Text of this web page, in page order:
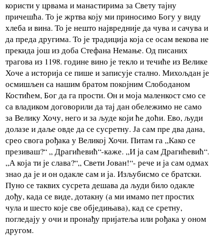
користи у црвама и манастирима за Свету тајну
причешћа. То је жртва коју ми приносимо Богу у виду
хлеба и вина. То је нешто највредније да чува и сачува и
да преда другима. То је традиција која се осам векова не
прекида још из доба Стефана Немање. Од писаних
трагова из 1198. године вино је текло и течиће из Велике
Хоче а историја се пише и записује стално. Михољдан је
осмишљен са нашим братом покојним Слободаном
Костићем, Бог да га прости. Он и моја маленкост смо се
са владиком договорили да тај дан обележимо не само
за Велику Хочу, него и за људе који ће доћи. Ево, људи
долазе и даље овде да се сусретну. Ја сам пре два дана,
срео свога рођака у Великој Хочи. Питам га ,,Како се
презиваш?“ ,, Драгићевић“-каже. ,,И ја сам Драгићевић“.
,,А која ти је слава?“,, Свети Јован!“- рече и ја сам одмах
знао да је и он одакле сам и ја. Изљубисмо се братски.
Пуно се таквих сусрета дешава да људи било одакле
дођу, када се виде, дотакну (а ми имамо пет простих
чула и шесто које све обједињава), кад се сретну,
погледају у очи и пронађу пријатеља или рођака у оном
другом.